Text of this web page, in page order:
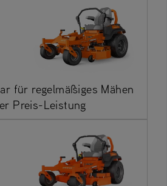
für regelmäßiges Mähen
Preis-Leistung